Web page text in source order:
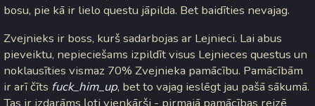
bosu, pie kā ir lielo questu jāpilda. Bet baidīties nevajag.
Zvejnieks ir boss, kurš sadarbojas ar Lejnieci. Lai abus
pieveiktu, nepieciešams izpildīt visus Lejnieces questus un
noklausīties vismaz 70% Zvejnieka pamācību. Pamācībām
ir arī čīts fuck_him_up, bet to vajag ieslēgt jau pašā sākumā.
Tas ir izdarāms ļoti vienkārši - pirmajā pamācības reizē